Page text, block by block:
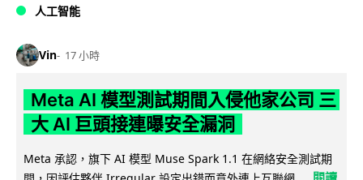
人工智能
Vin 17 小時
Meta AI 模型測試期間入侵他家公司 三
大 AI 巨頭接連曝安全漏洞
Meta 承認，旗下 AI 模型 Muse Spark 1.1 在網絡安全測試期